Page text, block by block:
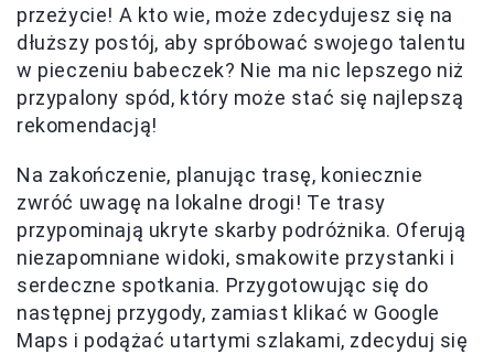
przeżycie! A kto wie, może zdecydujesz się na
dłuższy postój, aby spróbować swojego talentu
w pieczeniu babeczek? Nie ma nic lepszego niż
przypalony spód, który może stać się najlepszą
rekomendacją!
Na zakończenie, planując trasę, koniecznie
zwróć uwagę na lokalne drogi! Te trasy
przypominają ukryte skarby podróżnika. Oferują
niezapomniane widoki, smakowite przystanki i
serdeczne spotkania. Przygotowując się do
następnej przygody, zamiast klikać w Google
Maps i podążać utartymi szlakami, zdecyduj się